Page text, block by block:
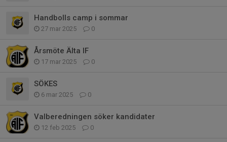
Handbolls camp i sommar
27 mar 2025 0
Årsmöte Älta IF
17 mar 2025 0
SÖKES
6 mar 2025 0
Valberedningen söker kandidater
12 feb 2025 0